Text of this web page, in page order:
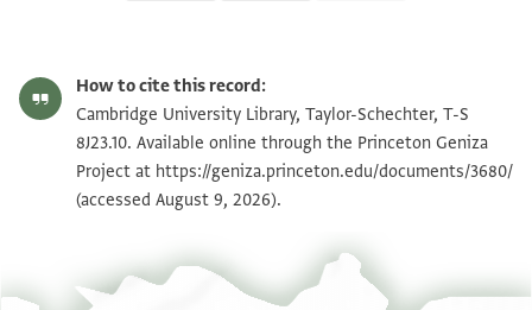
S. D. Goitein's unpublished edition (1950–85).
בי בטחתי
אלולד אלחזן משה שצ יעלם אנני
אחאשיה מן הדה אלאכלאק אלרדיה
אלמוגבה לקלק שדיד ולעדם אלמערפה
אחדרך גאיה אלחדר אן אחצר
אליום אלטהר אלי אן תנקל אנת
T-S 8J23.10 1v
Image Permissions Statement
How to cite this record:
Cambridge University Library, Taylor-Schechter, T-S
8J23.10. Available online through the Princeton Geniza
Project at https://geniza.princeton.edu/documents/3680/
(accessed August 9, 2026).